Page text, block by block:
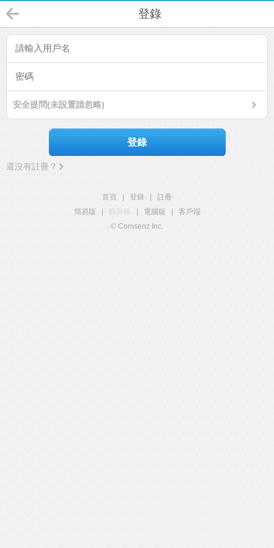
登錄
安全提問(未設置請忽略)
登錄
還沒有註冊？
首頁 登錄
註冊
簡易版
觸屏版 電腦版
客戶端
© Comsenz Inc.